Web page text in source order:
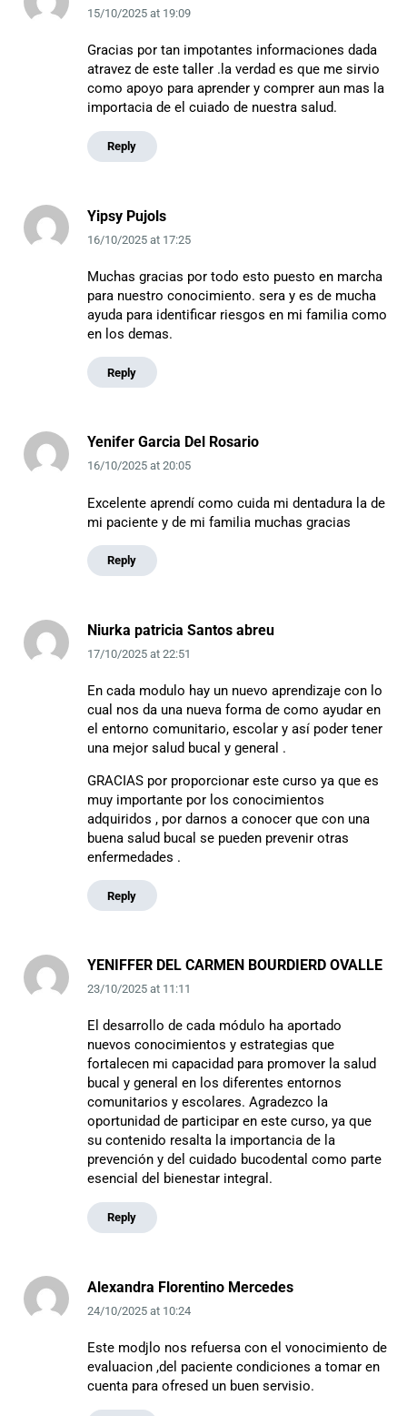
15/10/2025at 19:09
Gracias por tan impotantes informaciones dada
atravez de este taller .la verdad es que me sirvio
como apoyo para aprender y comprer aun mas la
importacia de el cuiado de nuestra salud.
Reply
Yipsy Pujols
16/10/2025at 17:25
Muchas gracias por todo esto puesto en marcha
para nuestro conocimiento. sera y es de mucha
ayuda para identificar riesgos en mi familia como
en los demas.
Reply
Yenifer Garcia Del Rosario
16/10/2025at 20:05
Excelente aprendí como cuida mi dentadura la de
mi paciente y de mi familia muchas gracias
Reply
Niurka patricia Santos abreu
17/10/2025at 22:51
En cada modulo hay un nuevo aprendizaje con lo
cual nos da una nueva forma de como ayudar en
el entorno comunitario, escolar y así poder tener
una mejor salud bucal y general .
GRACIAS por proporcionar este curso ya que es
muy importante por los conocimientos
adquiridos , por darnos a conocer que con una
buena salud bucal se pueden prevenir otras
enfermedades .
Reply
YENIFFER DEL CARMEN BOURDIERD OVALLE
23/10/2025at 11:11
El desarrollo de cada módulo ha aportado
nuevos conocimientos y estrategias que
fortalecen mi capacidad para promover la salud
bucal y general en los diferentes entornos
comunitarios y escolares. Agradezco la
oportunidad de participar en este curso, ya que
su contenido resalta la importancia de la
prevención y del cuidado bucodental como parte
esencial del bienestar integral.
Reply
Alexandra Florentino Mercedes
24/10/2025at 10:24
Este modjlo nos refuersa con el vonocimiento de
evaluacion ,del paciente condiciones a tomar en
cuenta para ofresed un buen servisio.